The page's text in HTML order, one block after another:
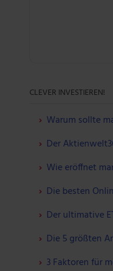
CLEVER INVESTIEREN!
Warum sollte
Der
Wie eröffnet
Die besten
Der ultimative
Die 5 größten
3 Faktoren für